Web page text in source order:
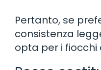
Pertanto, se
consistenza
opta per i fiocchi